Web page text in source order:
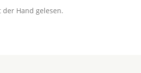
Hand gelesen.